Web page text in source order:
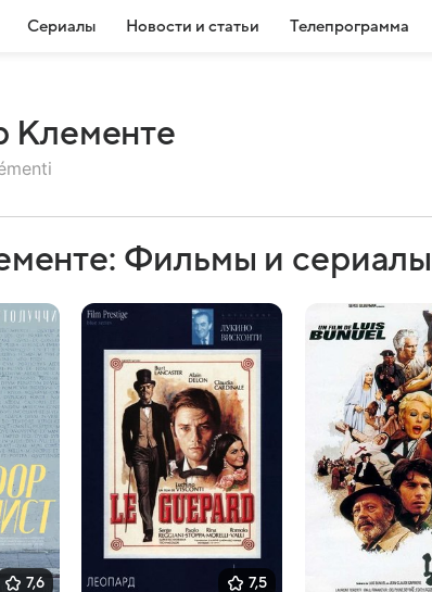
Сериалы Новости и статьи Телепрограмма
Клементе
Фильмы и сериалы
7,6 7,5